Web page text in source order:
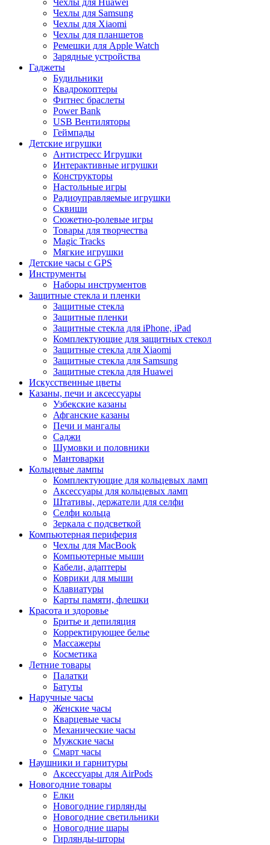
Чехлы для Samsung
Чехлы для Xiaomi
Чехлы для планшетов
Ремешки для Apple Watch
Зарядные устройства
Гаджеты
Будильники
Квадрокоптеры
Фитнес браслеты
Power Bank
USB Вентиляторы
Геймпады
Детские игрушки
Антистресс Игрушки
Интерактивные игрушки
Конструкторы
Настольные игры
Радиоуправляемые игрушки
Сквиши
Сюжетно-ролевые игры
Товары для творчества
Magic Tracks
Мягкие игрушки
Детские часы с GPS
Инструменты
Наборы инструментов
Защитные стекла и пленки
Защитные стекла
Защитные пленки
Защитные стекла для iPhone, iPad
Комплектующие для защитных стекол
Защитные стекла для Xiaomi
Защитные стекла для Samsung
Защитные стекла для Huawei
Искусственные цветы
Казаны, печи и аксессуары
Узбекские казаны
Афганские казаны
Печи и мангалы
Саджи
Шумовки и половники
Мантоварки
Кольцевые лампы
Комплектующие для кольцевых ламп
Аксессуары для кольцевых ламп
Штативы, держатели для селфи
Селфи кольца
Зеркала с подсветкой
Компьютерная периферия
Чехлы для MacBook
Компьютерные мыши
Кабели, адаптеры
Коврики для мыши
Клавиатуры
Карты памяти, флешки
Красота и здоровье
Бритье и депиляция
Корректирующее белье
Массажеры
Косметика
Летние товары
Палатки
Батуты
Наручные часы
Женские часы
Кварцевые часы
Механические часы
Мужские часы
Смарт часы
Наушники и гарнитуры
Аксессуары для AirPods
Новогодние товары
Елки
Новогодние гирлянды
Новогодние светильники
Новогодние шары
Гирлянды-шторы